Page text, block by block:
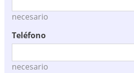
necesario
Teléfono
necesario